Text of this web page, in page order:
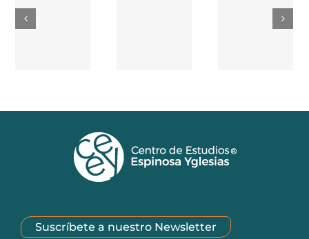
Suscríbete a nuestro Newsletter